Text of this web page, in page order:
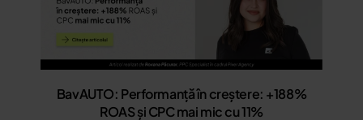
BavAUTO: Performanță în creștere: +188%
ROAS și CPC mai mic cu 11%